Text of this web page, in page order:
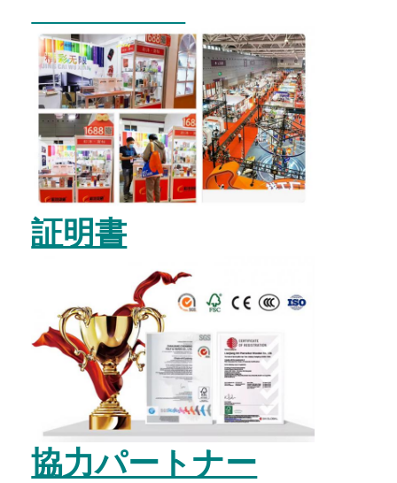
カウンターディスプレイボックス
小売用棚の揺り動かすもの
ステッカーラベル
顔のマスクの包装袋
カスタム ブローチャー 印刷
オーダーメイド レッド パケット
証明書
協力パートナー